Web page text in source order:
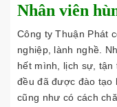
Nhân viên
Công ty Thuận Phát
nghiệp, lành nghề.
hết mình, lịch sự, tận
đều đã được đào tạo
cũng như có cách